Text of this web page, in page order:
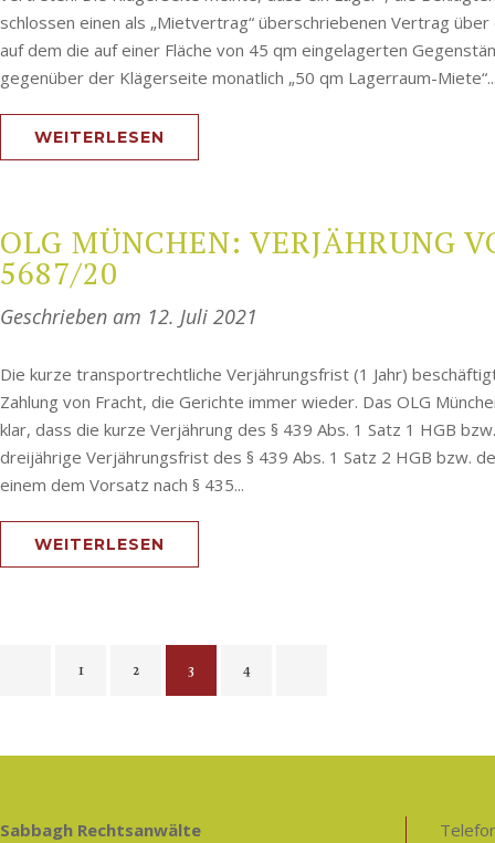
schlossen einen als „Mietvertrag“ überschriebenen Vertrag
auf dem die auf einer Fläche von 45 qm eingelagerten
gegenüber der Klägerseite monatlich „50 qm Lagerraum-
WEITERLESEN
OLG MÜNCHEN: VERJÄHRUNG
5687/20
Geschrieben am 12. Juli 2021
Die kurze transportrechtliche Verjährungsfrist (1 Jahr)
Zahlung von Fracht, die Gerichte immer wieder. Das OLG
klar, dass die kurze Verjährung des § 439 Abs. 1 Satz 1 HGB
dreijährige Verjährungsfrist des § 439 Abs. 1 Satz 2 HGB bzw.
einem dem Vorsatz nach § 435...
WEITERLESEN
1 2 3 4
Sabbagh Rechtsanwälte